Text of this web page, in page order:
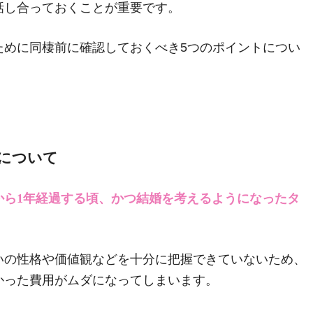
合っておくことが重要です。
に同棲前に確認しておくべき5つのポイントについ
ついて
1年経過する頃、かつ結婚を考えるようになったタ
性格や価値観などを十分に把握できていないため、
た費用がムダになってしまいます。